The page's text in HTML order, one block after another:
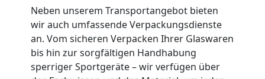
Neben unserem Transportangebot bieten
wir auch umfassende Verpackungsdienste
an. Vom sicheren Verpacken Ihrer Glaswaren
bis hin zur sorgfältigen Handhabung
sperriger Sportgeräte – wir verfügen über
Umzug